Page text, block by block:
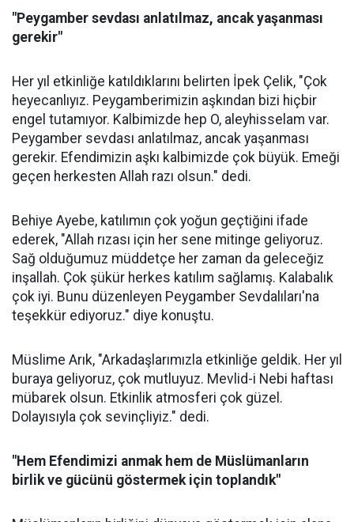
"Peygamber sevdası anlatılmaz, ancak yaşanması
gerekir"
Her yıl etkinliğe katıldıklarını belirten İpek Çelik, "Çok
heyecanlıyız. Peygamberimizin aşkından bizi hiçbir
engel tutamıyor. Kalbimizde hep O, aleyhisselam var.
Peygamber sevdası anlatılmaz, ancak yaşanması
gerekir. Efendimizin aşkı kalbimizde çok büyük. Emeği
geçen herkesten Allah razı olsun." dedi.
Behiye Ayebe, katılımın çok yoğun geçtiğini ifade
ederek, "Allah rızası için her sene mitinge geliyoruz.
Sağ olduğumuz müddetçe her zaman da geleceğiz
inşallah. Çok şükür herkes katılım sağlamış. Kalabalık
çok iyi. Bunu düzenleyen Peygamber Sevdalıları'na
teşekkür ediyoruz." diye konuştu.
Müslime Arık, "Arkadaşlarımızla etkinliğe geldik. Her yıl
buraya geliyoruz, çok mutluyuz. Mevlid-i Nebi haftası
mübarek olsun. Etkinlik atmosferi çok güzel.
Dolayısıyla çok sevinçliyiz." dedi.
"Hem Efendimizi anmak hem de Müslümanların
birlik ve gücünü göstermek için toplandık"